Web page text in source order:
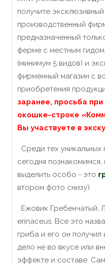
получите
производственный
предназначенный
ферме с местным
(минимум 5 видов) и
фирменный магазин с
приобретения
заранее, просьба
окошке-строке
Вы участвуете в
Среди тех
сегодня
выделить особо - это
втором фото снизу).
Ежовик Гребенчатый,
erinaceus. Все это
гриба и его он
дело не во вкусе или
эффекте и составе.